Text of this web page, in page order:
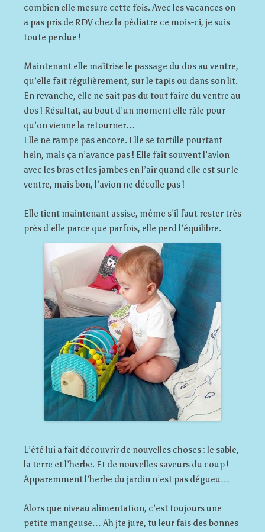
combien elle mesure cette fois. Avec les vacances on
a pas pris de RDV chez la pédiatre ce mois-ci, je suis
toute perdue !
Maintenant elle maîtrise le passage du dos au ventre,
qu’elle fait régulièrement, sur le tapis ou dans son lit.
En revanche, elle ne sait pas du tout faire du ventre au
dos ! Résultat, au bout d’un moment elle râle pour
qu’on vienne la retourner…
Elle ne rampe pas encore. Elle se tortille pourtant
hein, mais ça n’avance pas ! Elle fait souvent l’avion
avec les bras et les jambes en l’air quand elle est sur le
ventre, mais bon, l’avion ne décolle pas !
Elle tient maintenant assise, même s’il faut rester très
près d’elle parce que parfois, elle perd l’équilibre.
L’été lui a fait découvrir de nouvelles choses : le sable,
la terre et l’herbe. Et de nouvelles saveurs du coup !
Apparemment l’herbe du jardin n’est pas dégueu…
Alors que niveau alimentation, c’est toujours une
petite mangeuse… Ah jte jure, tu leur fais des bonnes